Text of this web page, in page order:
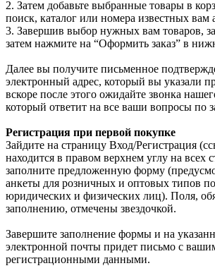
2. Затем добавьте выбранные товары в
поиск, каталог или номера известных вам
3. Завершив выбор нужных вам товаров,
затем нажмите на “Оформить заказ” в
Далее вы получите письменное
электронный адрес, который вы указали
вскоре после этого ожидайте звонка
который ответит на все ваши вопросы по
Регистрация при первой покупке
Зайдите на страницу Вход/Регистрация
находится в правом верхнем углу на всех
заполните предложенную форму
анкеты для розничных и оптовых типов
юридических и физических лиц). Поля,
заполнению, отмечены звездочкой.
Завершите заполнение формы и на
электронной почты придет письмо с
регистрационными данными.